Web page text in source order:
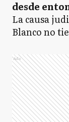
desde
La causa
Blanco no
Ads